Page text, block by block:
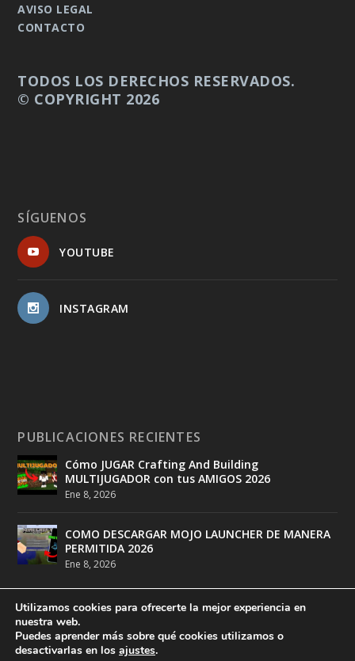
AVISO LEGAL
CONTACTO
TODOS LOS DERECHOS RESERVADOS.
© COPYRIGHT 2026
SÍGUENOS
YOUTUBE
INSTAGRAM
PUBLICACIONES RECIENTES
Cómo JUGAR Crafting And Building
MULTIJUGADOR con tus AMIGOS 2026
Ene 8, 2026
COMO DESCARGAR MOJO LAUNCHER DE MANERA
PERMITIDA 2026
Ene 8, 2026
Diseñado porDeathMatch Studios
Utilizamos cookies para ofrecerte la mejor experiencia en
nuestra web.
Puedes aprender más sobre qué cookies utilizamos o
desactivarlas en los ajustes.